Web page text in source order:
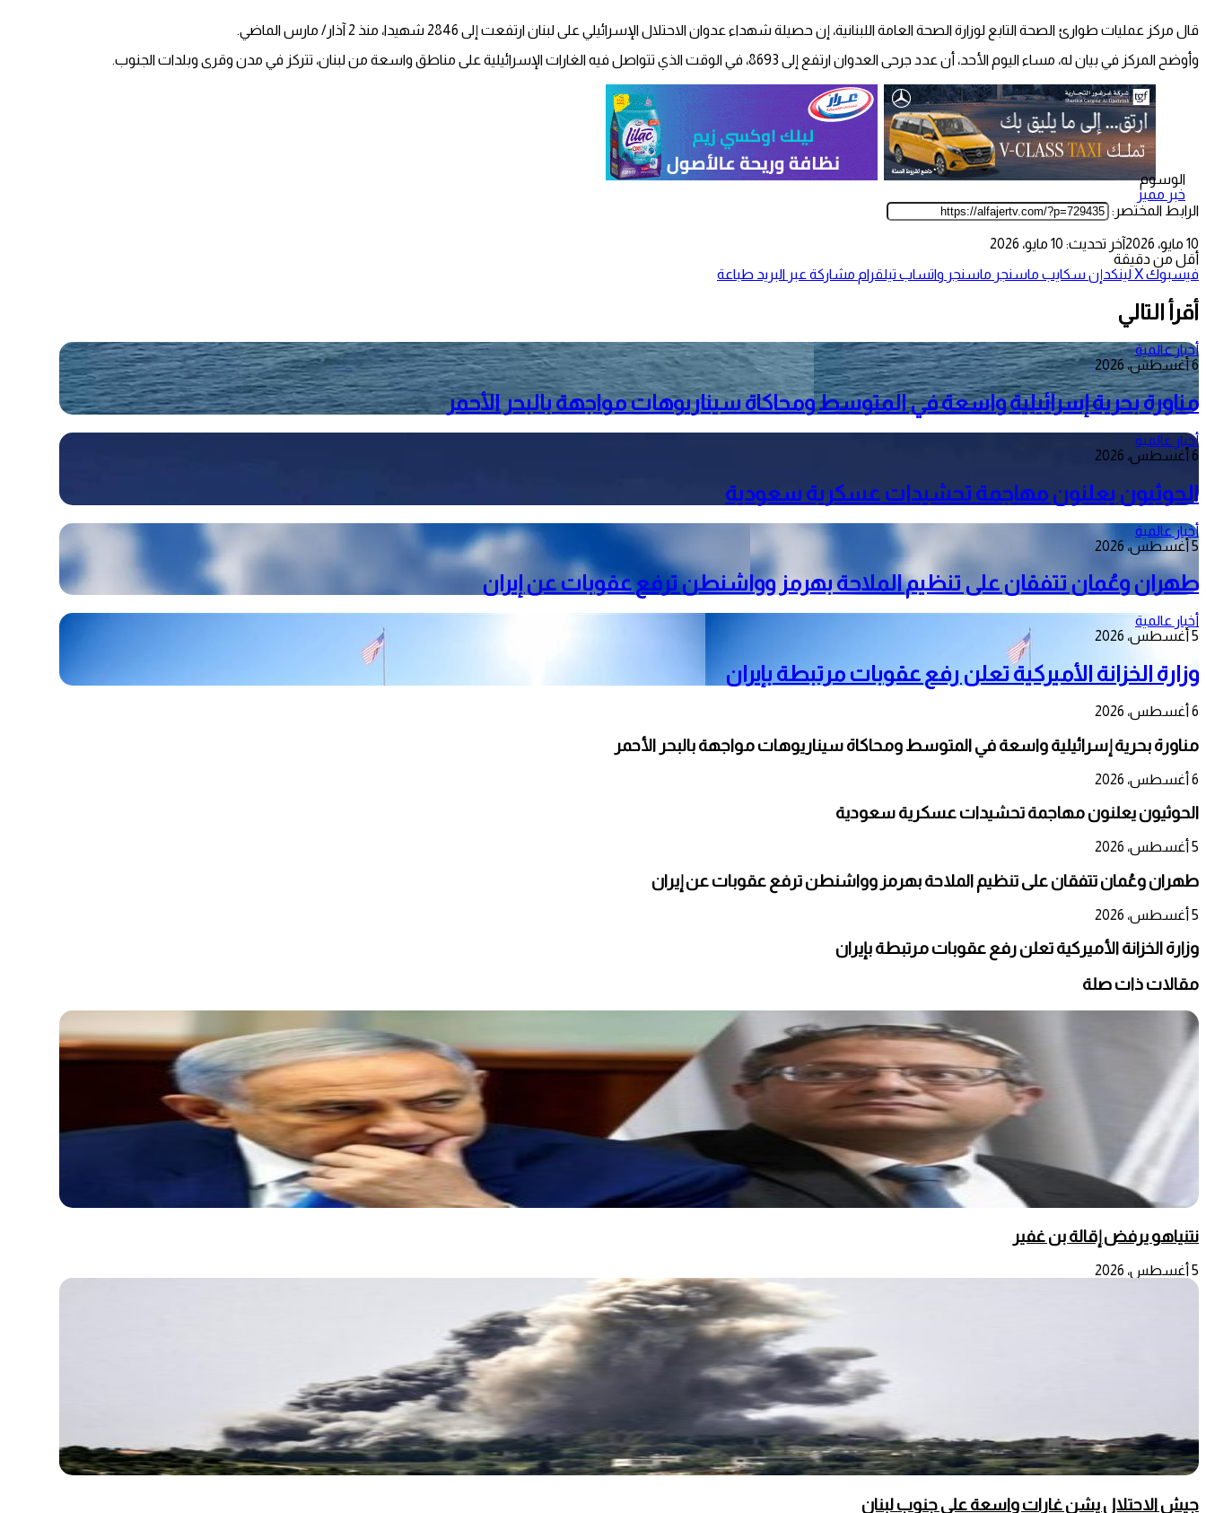
قال مركز عمليات طوارئ الصحة التابع لوزارة الصحة العامة اللبنانية، إن حصيلة شهداء عدوان الاحتلال الإسرائيلي على لبنان ارتفعت إلى 2846 شهيدا، منذ 2 آذار/ مارس الماضي.
وأوضح المركز في بيان له، مساء اليوم الأحد، أن عدد جرحى العدوان ارتفع إلى 8693، في الوقت الذي تتواصل فيه الغارات الإسرائيلية على مناطق واسعة من لبنان، تتركز في مدن وقرى وبلدات الجنوب.
الوسوم
خبر مميز
الرابط المختصر:
10 مايو، 2026
آخر تحديث: 10 مايو، 2026
أقل من دقيقة
فيسبوك‫Xلينكدإن سكايب ماسنجر ماسنجر واتساب تيلقرام مشاركة عبر البريد طباعة
أقرأ التالي
أخبار عالمية
6 أغسطس، 2026
مناورة بحرية إسرائيلية واسعة في المتوسط ومحاكاة سيناريوهات مواجهة بالبحر الأحمر
أخبار عالمية
6 أغسطس، 2026
الحوثيون يعلنون مهاجمة تحشيدات عسكرية سعودية
أخبار عالمية
5 أغسطس، 2026
طهران وعُمان تتفقان على تنظيم الملاحة بهرمز وواشنطن ترفع عقوبات عن إيران
أخبار عالمية
5 أغسطس، 2026
وزارة الخزانة الأميركية تعلن رفع عقوبات مرتبطة بإيران
6 أغسطس، 2026
مناورة بحرية إسرائيلية واسعة في المتوسط ومحاكاة سيناريوهات مواجهة بالبحر الأحمر
6 أغسطس، 2026
الحوثيون يعلنون مهاجمة تحشيدات عسكرية سعودية
5 أغسطس، 2026
طهران وعُمان تتفقان على تنظيم الملاحة بهرمز وواشنطن ترفع عقوبات عن إيران
5 أغسطس، 2026
وزارة الخزانة الأميركية تعلن رفع عقوبات مرتبطة بإيران
مقالات ذات صلة
نتنياهو يرفض إقالة بن غفير
5 أغسطس، 2026
جيش الاحتلال يشن غارات واسعة على جنوب لبنان